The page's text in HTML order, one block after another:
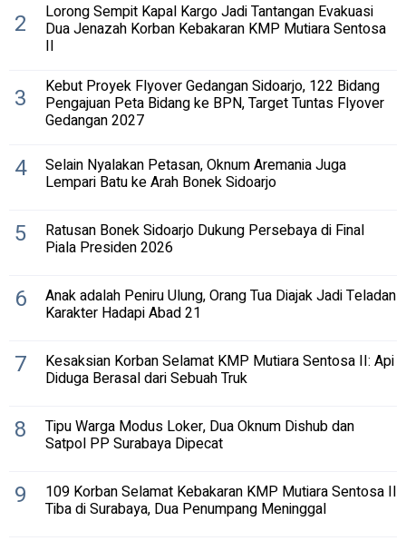
2 Lorong Sempit Kapal Kargo Jadi Tantangan Evakuasi
Dua Jenazah Korban Kebakaran KMP Mutiara Sentosa
II
3 Kebut Proyek Flyover Gedangan Sidoarjo, 122 Bidang
Pengajuan Peta Bidang ke BPN, Target Tuntas Flyover
Gedangan 2027
4 Selain Nyalakan Petasan, Oknum Aremania Juga
Lempari Batu ke Arah Bonek Sidoarjo
5 Ratusan Bonek Sidoarjo Dukung Persebaya di Final
Piala Presiden 2026
6 Anak adalah Peniru Ulung, Orang Tua Diajak Jadi Teladan
Karakter Hadapi Abad 21
7 Kesaksian Korban Selamat KMP Mutiara Sentosa II: Api
Diduga Berasal dari Sebuah Truk
8 Tipu Warga Modus Loker, Dua Oknum Dishub dan
Satpol PP Surabaya Dipecat
9 109 Korban Selamat Kebakaran KMP Mutiara Sentosa II
Tiba di Surabaya, Dua Penumpang Meninggal